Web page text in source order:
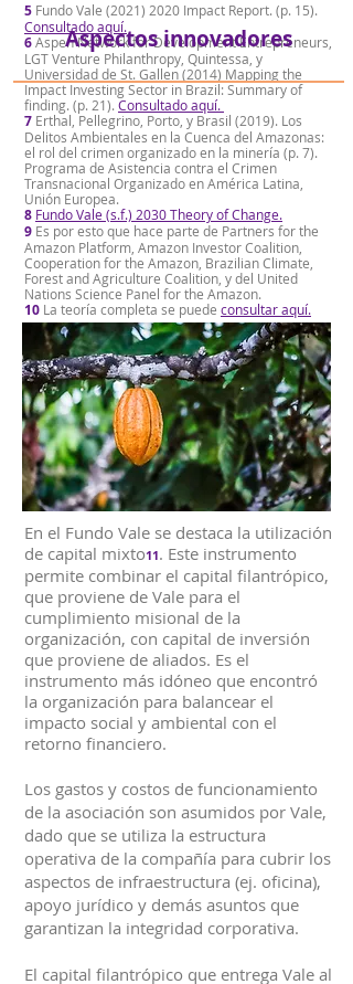
5 Fundo Vale (2021) 2020 Impact Report. (p. 15).
Consultado aquí.
6Aspen Network for Development Entrepreneurs,
LGT Venture Philanthropy, Quintessa, y
Universidad de St. Gallen (2014) Mapping the
Impact Investing Sector in Brazil: Summary of
finding. (p. 21). Consultado aquí.
7 Erthal, Pellegrino, Porto, y Brasil (2019). Los
Delitos Ambientales en la Cuenca del Amazonas:
el rol del crimen organizado en la minería (p. 7).
Programa de Asistencia contra el Crimen
Transnacional Organizado en América Latina,
Unión Europea.
8 Fundo Vale (s.f.) 2030 Theory of Change.
9 Es por esto que hace parte de Partners for the
Amazon Platform, Amazon Investor Coalition,
Cooperation for the Amazon, Brazilian Climate,
Forest and Agriculture Coalition, y del United
Nations Science Panel for the Amazon.
10 La teoría completa se puede consultar aquí.
Aspectos innovadores
En el Fundo Vale se destaca la utilización
de capital mixto11. Este instrumento
permite combinar el capital filantrópico,
que proviene de Vale para el
cumplimiento misional de la
organización, con capital de inversión
que proviene de aliados. Es el
instrumento más idóneo que encontró
la organización para balancear el
impacto social y ambiental con el
retorno financiero.
Los gastos y costos de funcionamiento
de la asociación son asumidos por Vale,
dado que se utiliza la estructura
operativa de la compañía para cubrir los
aspectos de infraestructura (ej. oficina),
apoyo jurídico y demás asuntos que
garantizan la integridad corporativa.
El capital filantrópico que entrega Vale al